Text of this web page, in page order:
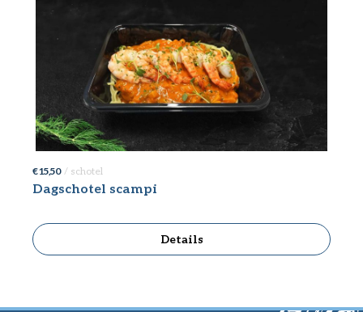
€ 15,50 / schotel
Dagschotel scampi
Details